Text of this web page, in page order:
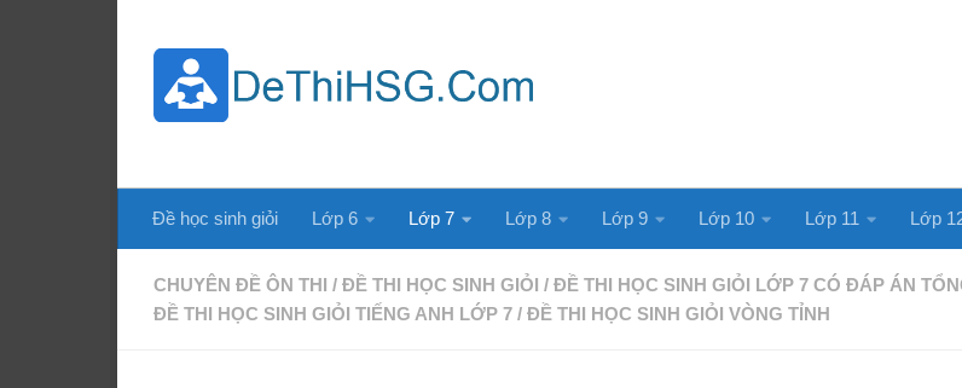
Đề học sinh giỏi Lớp 6 Lớp 7 Lớp 8 Lớp 9 Lớp 10 Lớp 11 Lớp
CHUYÊN ĐỀ ÔN THI / ĐỀ THI HỌC SINH GIỎI / ĐỀ THI HỌC SINH GIỎI LỚP 7 CÓ ĐÁP ÁN
ĐỀ THI HỌC SINH GIỎI TIẾNG ANH LỚP 7 / ĐỀ THI HỌC SINH GIỎI VÒNG TỈNH